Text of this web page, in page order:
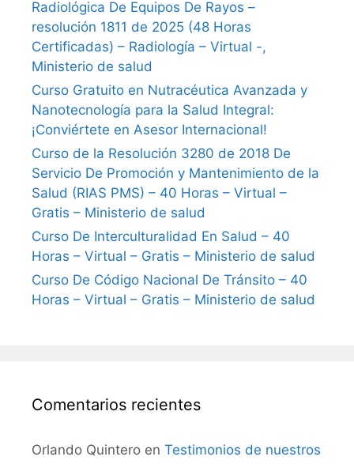
Radiológica De Equipos De Rayos –
resolución 1811 de 2025 (48 Horas
Certificadas) – Radiología – Virtual -,
Ministerio de salud
Curso Gratuito en Nutracéutica Avanzada y
Nanotecnología para la Salud Integral:
¡Conviértete en Asesor Internacional!
Curso de la Resolución 3280 de 2018 De
Servicio De Promoción y Mantenimiento de la
Salud (RIAS PMS) – 40 Horas – Virtual –
Gratis – Ministerio de salud
Curso De Interculturalidad En Salud – 40
Horas – Virtual – Gratis – Ministerio de salud
Curso De Código Nacional De Tránsito – 40
Horas – Virtual – Gratis – Ministerio de salud
Comentarios recientes
Orlando Quintero en Testimonios de nuestros